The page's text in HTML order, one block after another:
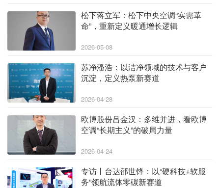
松下蒋立军：松下中央空调“实需革
命”，重新定义暖通增长逻辑
2026-05-08
苏净潘浩：以洁净领域的技术与客户
沉淀，定义热泵新赛道
2026-04-28
欧博股份吕金汉：多维并进，看欧博
空调“长期主义”的破局力量
2026-04-24
专访丨台达邵世锋：以“硬科技+软服
务”领航流体零碳新赛道